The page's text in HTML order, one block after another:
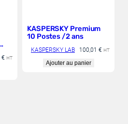
€ HT
KASPERSKY Premium
10 Postes /2 ans
KASPERSKY LAB 100,01 € HT
Ajouter au panier